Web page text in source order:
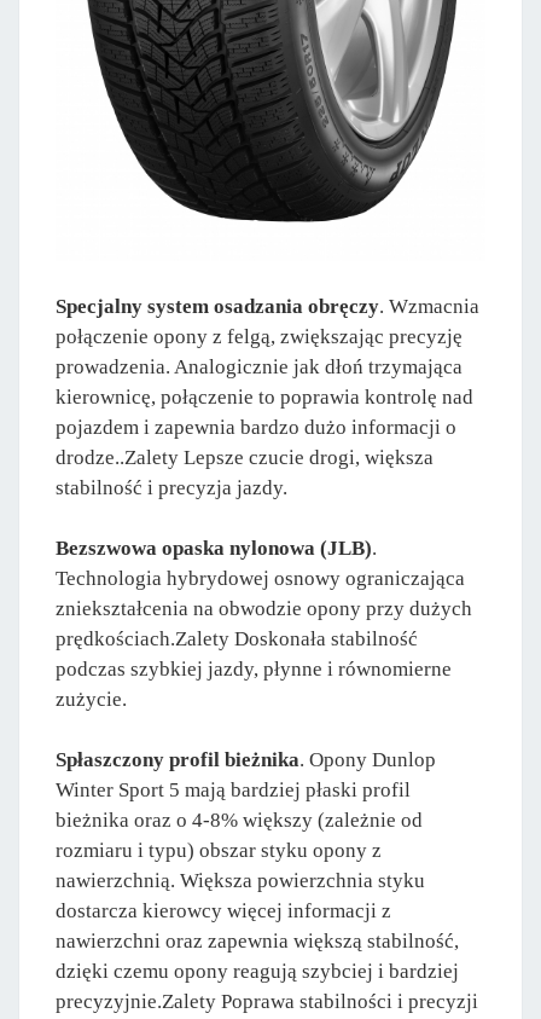
Specjalny system osadzania obręczy. Wzmacnia
połączenie opony z felgą, zwiększając precyzję
prowadzenia. Analogicznie jak dłoń trzymająca
kierownicę, połączenie to poprawia kontrolę nad
pojazdem i zapewnia bardzo dużo informacji o
drodze..Zalety Lepsze czucie drogi, większa
stabilność i precyzja jazdy.
Bezszwowa opaska nylonowa (JLB).
Technologia hybrydowej osnowy ograniczająca
zniekształcenia na obwodzie opony przy dużych
prędkościach.Zalety Doskonała stabilność
podczas szybkiej jazdy, płynne i równomierne
zużycie.
Spłaszczony profil bieżnika. Opony Dunlop
Winter Sport 5 mają bardziej płaski profil
bieżnika oraz o 4-8% większy (zależnie od
rozmiaru i typu) obszar styku opony z
nawierzchnią. Większa powierzchnia styku
dostarcza kierowcy więcej informacji z
nawierzchni oraz zapewnia większą stabilność,
dzięki czemu opony reagują szybciej i bardziej
precyzyjnie.Zalety Poprawa stabilności i precyzji